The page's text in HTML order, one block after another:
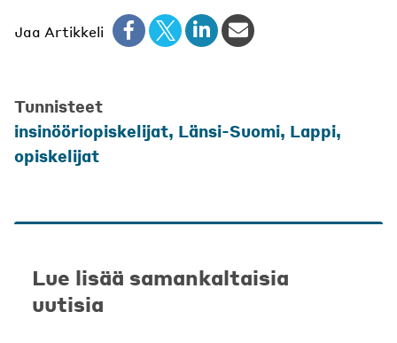
Jaa Artikkeli
Tunnisteet
insinööriopiskelijat, Länsi-Suomi, Lappi,
opiskelijat
Lue lisää samankaltaisia
uutisia